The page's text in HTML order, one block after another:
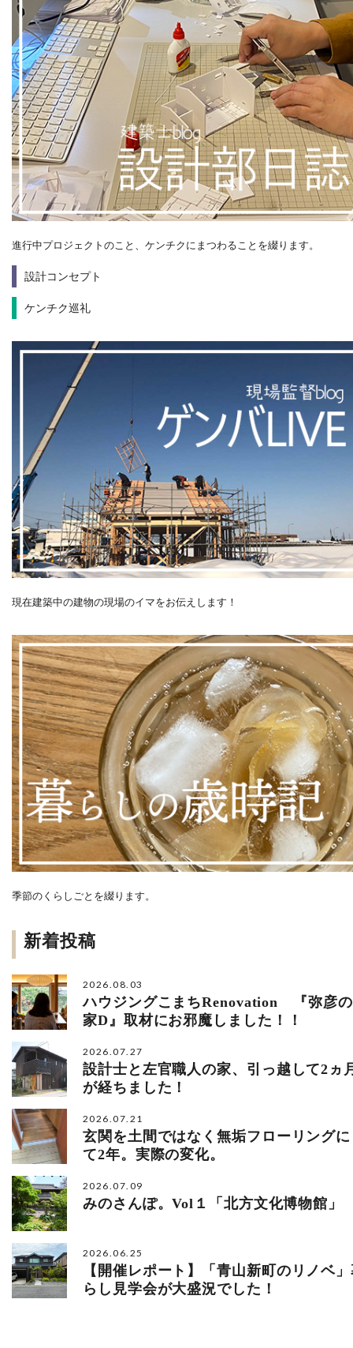
進行中プロジェクトのこと、ケンチクにまつわることを綴ります。
設計コンセプト
ケンチク巡礼
現在建築中の建物の現場のイマをお伝えします！
季節のくらしごとを綴ります。
新着投稿
2026.08.03
ハウジングこまちRenovation 『弥彦の
家D』取材にお邪魔しました！！
2026.07.27
設計士と左官職人の家、引っ越して2ヵ
が経ちました！
2026.07.21
玄関を土間ではなく無垢フローリング
て2年。実際の変化。
2026.07.09
みのさんぽ。Vol１「北方文化博物館」
2026.06.25
【開催レポート】「青山新町のリノベ
らし見学会が大盛況でした！